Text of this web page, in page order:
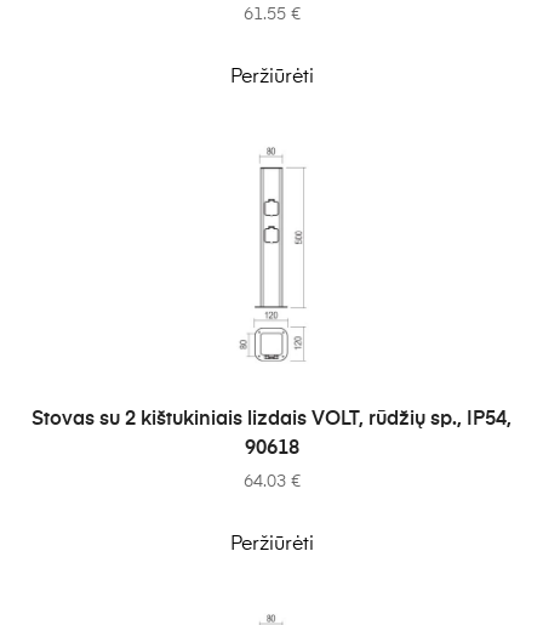
61.55 €
Peržiūrėti
Į KREPŠELĮ
Stovas su 2 kištukiniais lizdais VOLT, rūdžių sp., IP54,
90618
64.03 €
Peržiūrėti